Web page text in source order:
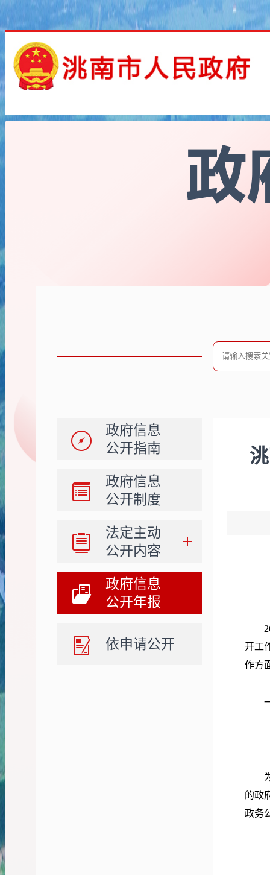
政府信息
公开指南
政府信息
公开制度
法定主动
公开内容
政府信息
公开年报
依申请公开
开工
作方
的政
政务